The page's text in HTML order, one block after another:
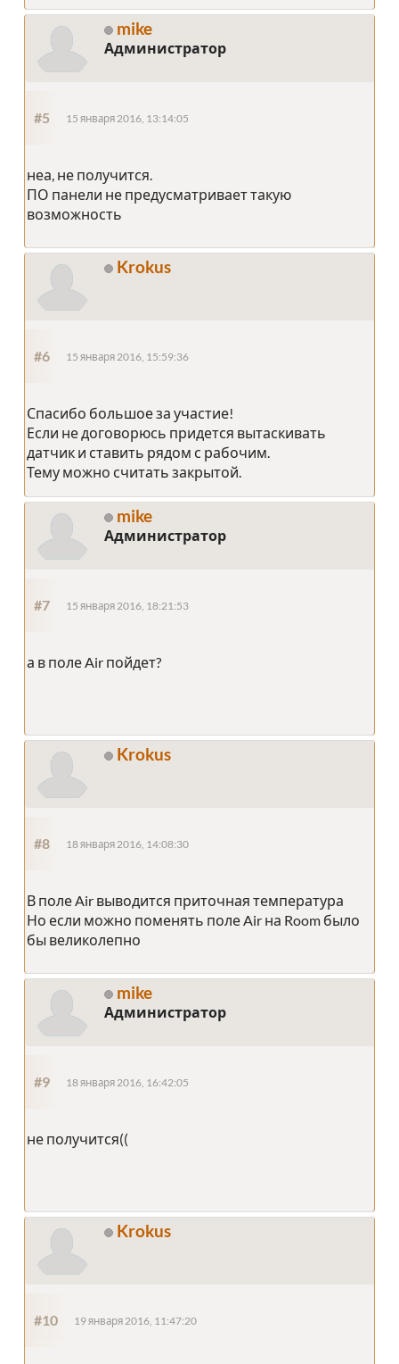
mike
Администратор
#5 15 января 2016, 13:14:05
неа, не получится.
ПО панели не предусматривает такую
возможность
Krokus
#6 15 января 2016, 15:59:36
Спасибо большое за участие!
Если не договорюсь придется вытаскивать
датчик и ставить рядом с рабочим.
Тему можно считать закрытой.
mike
Администратор
#7 15 января 2016, 18:21:53
а в поле Air пойдет?
Krokus
#8 18 января 2016, 14:08:30
В поле Air выводится приточная температура
Но если можно поменять поле Air на Room было
бы великолепно
mike
Администратор
#9 18 января 2016, 16:42:05
не получится((
Krokus
#10 19 января 2016, 11:47:20